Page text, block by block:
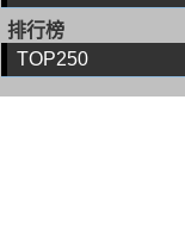
排行榜
TOP250